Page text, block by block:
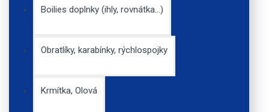
Boilies doplnky (ihly, rovnátka...)
Obratlíky, karabínky, rýchlospojky
Krmítka, Olová